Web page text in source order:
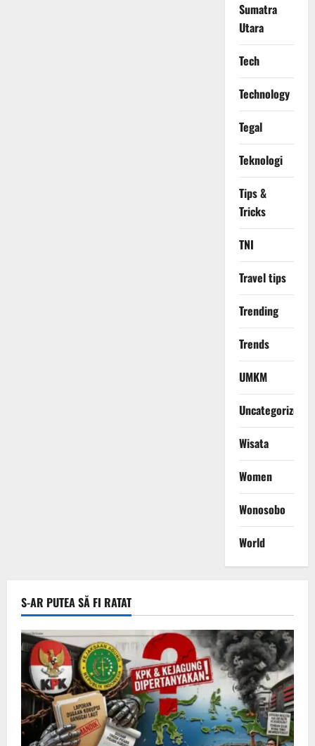
Sumatra
Utara
Tech
Technology
Tegal
Teknologi
Tips &
Tricks
TNI
Travel tips
Trending
Trends
UMKM
Uncategorized
Wisata
Women
Wonosobo
World
S-AR PUTEA SĂ FI RATAT